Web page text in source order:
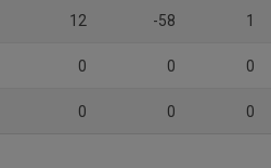
12 -58 1
0 0 0
0 0 0